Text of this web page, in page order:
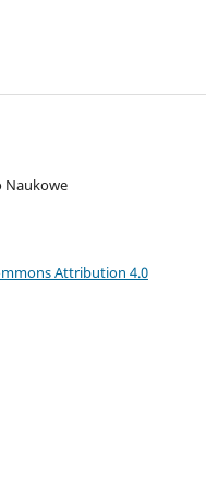
Naukowe
Attribution 4.0